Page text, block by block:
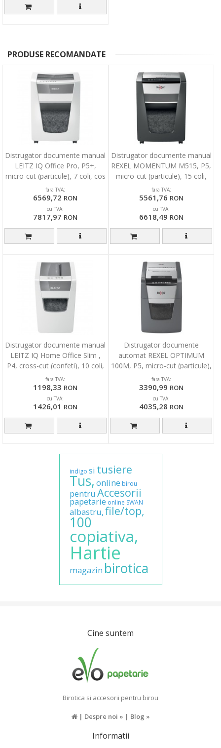
PRODUSE RECOMANDATE
Distrugator documente manual
LEITZ IQ Office Pro, P5+,
micro-cut (particule), 7 coli, cos
30l, alb
fara TVA:
6569,72 RON
cu TVA:
7817,97 RON
Distrugator documente manual
REXEL MOMENTUM M515, P5,
micro-cut (particule), 15 coli,
cos 30l, negru
fara TVA:
5561,76 RON
cu TVA:
6618,49 RON
Distrugator documente manual
LEITZ IQ Home Office Slim ,
P4, cross-cut (confeti), 10 coli,
cos 23l,
fara TVA:
1198,33 RON
cu TVA:
1426,01 RON
Distrugator documente
automat REXEL OPTIMUM
100M, P5, micro-cut (particule),
100 coli, cos 34l, negr
fara TVA:
3390,99 RON
cu TVA:
4035,28 RON
indigo si tusiere
Tus, online birou
pentru Accesorii
papetarie online SWAN
albastru,file/top,
100
copiativa,
Hartie
magazin birotica
Cine suntem
Birotica si accesorii pentru birou
| Despre noi » | Blog »
Informatii